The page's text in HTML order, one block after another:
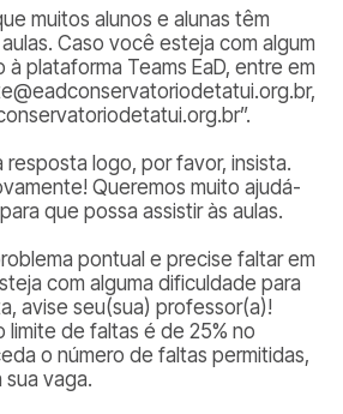
muitos alunos e alunas têm
Caso você esteja com algum
plataforma Teams EaD, entre em
resposta logo, por favor, insista.
Queremos muito ajudá-
que possa assistir às aulas.
pontual e precise faltar em
com alguma dificuldade para
avise seu(sua) professor(a)!
limite de faltas é de 25% no
o número de faltas permitidas,
vaga.